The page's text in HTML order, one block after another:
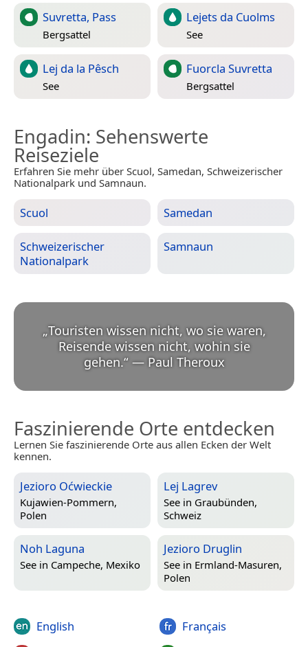
Suvretta, Pass
Bergsattel
Lejets da Cuolms
See
Lej da la Pêsch
See
Fuorcla Suvretta
Bergsattel
Engadin: Sehenswerte
Reiseziele
Erfahren Sie mehr über Scuol, Samedan, Schweizerischer
Nationalpark und Samnaun.
Scuol Samedan
Schweizerischer
Nationalpark
Samnaun
„Touristen wissen nicht, wo sie waren,
Reisende wissen nicht, wohin sie
gehen.“ — Paul Theroux
Faszinierende Orte entdecken
Lernen Sie faszinierende Orte aus allen Ecken der Welt
kennen.
Jezioro Oćwieckie
Kujawien-Pommern,
Polen
Lej Lagrev
See in Graubünden,
Schweiz
Noh Laguna
See in Campeche, Mexiko
Jezioro Druglin
See in Ermland-Masuren,
Polen
English
Français